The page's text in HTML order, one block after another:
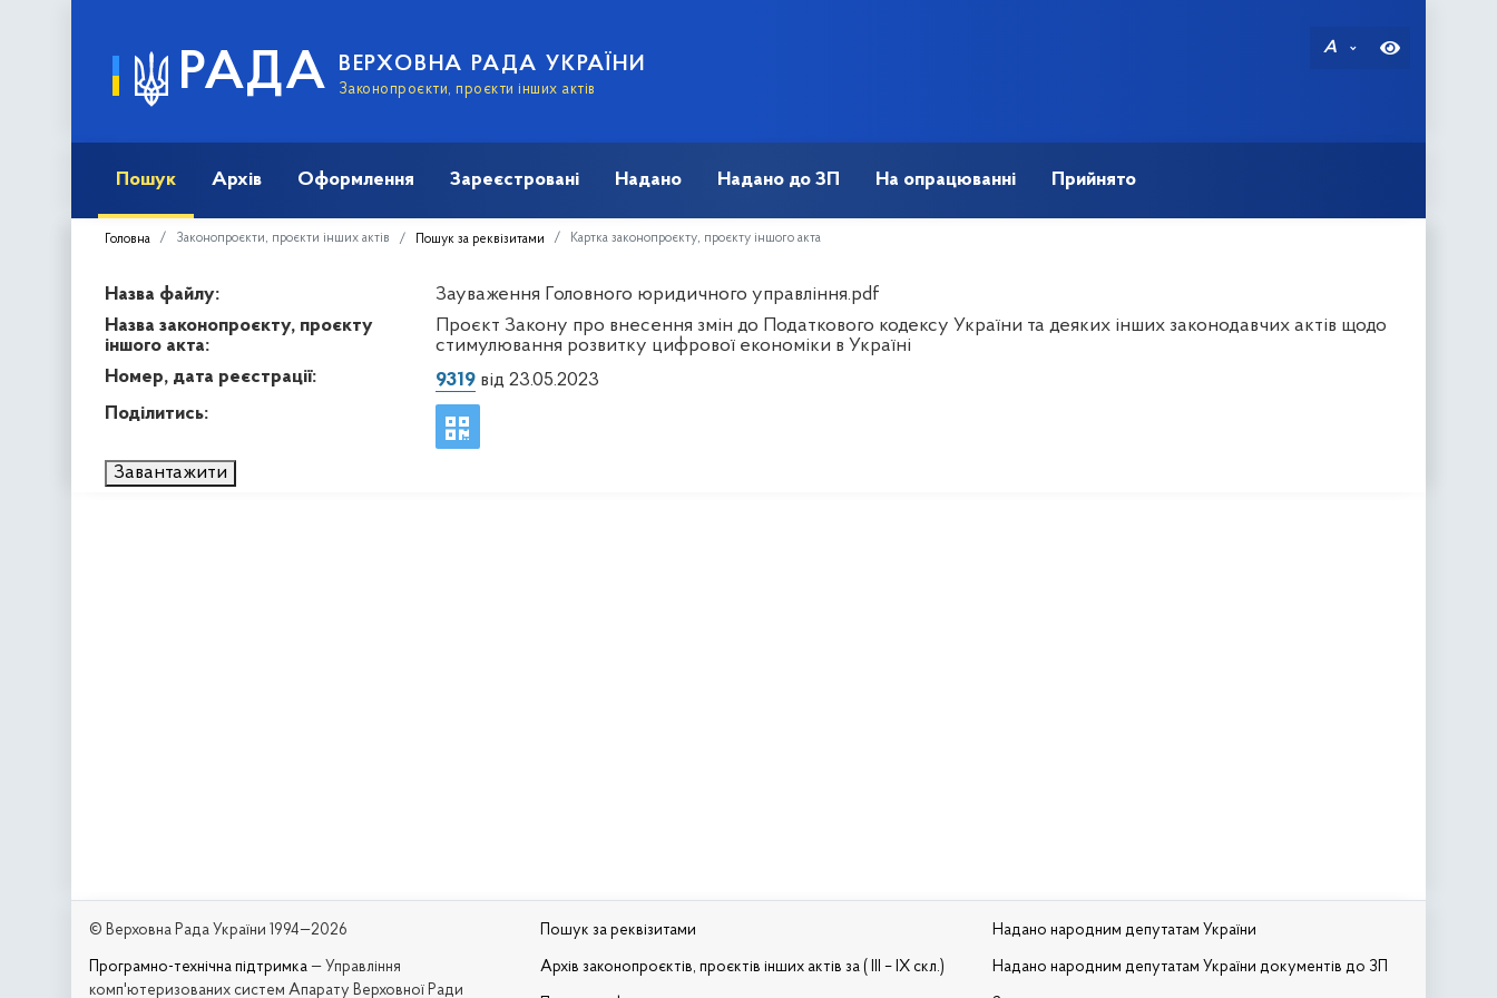
РАДА ВЕРХОВНА РАДА УКРАЇНИ
Законопроєкти, проєкти інших актів
A
Пошук Архів Оформлення Зареєстровані Надано Надано до ЗП На опрацюванні Прийнято
Головна Законопроєкти, проєкти інших актів Пошук за реквізитами Картка законопроєкту, проєкту іншого акта
Назва файлу:
Зауваження Головного юридичного управління.pdf
Назва законопроєкту, проєкту
іншого акта:
Проєкт Закону про внесення змін до Податкового кодексу України та деяких інших законодавчих актів щодо
стимулювання розвитку цифрової економіки в Україні
Номер, дата реєстрації:
9319від 23.05.2023
Поділитись:
Завантажити
© Верховна Рада України 1994—2026
Програмно-технічна підтримка — Управління
комп'ютеризованих систем Апарату Верховної Ради
Пошук за реквізитами
Архів законопроєктів, проєктів інших актів за ( III – IX скл.)
Надано народним депутатам України
Надано народним депутатам України документів до ЗП